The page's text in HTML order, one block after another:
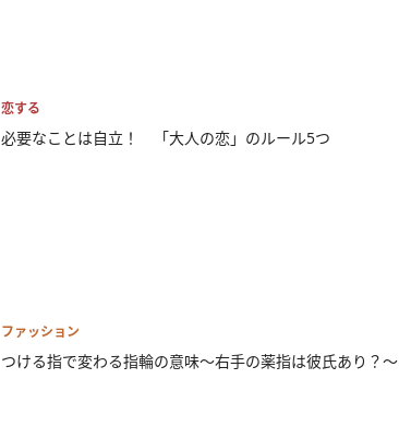
恋する
必要なことは自立！ 「大人の恋」のルール5つ
ファッション
つける指で変わる指輪の意味～右手の薬指は彼氏あり？～